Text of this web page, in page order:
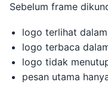
Sebelum frame
logo terlihat
logo terbaca
logo tidak
pesan utama